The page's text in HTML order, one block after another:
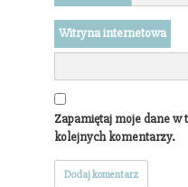
Witryna internetowa
Zapamiętaj moje dane w
kolejnych komentarzy.